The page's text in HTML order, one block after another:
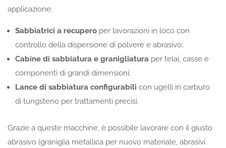
applicazione:
Sabbiatrici a recupero per lavorazioni in loco con
controllo della dispersione di polvere e abrasivo;
Cabine di sabbiatura e granigliatura per telai, casse e
componenti di grandi dimensioni;
Lance di sabbiatura configurabili con ugelli in carburo
di tungsteno per trattamenti precisi.
Grazie a queste macchine, è possibile lavorare con il giusto
abrasivo (graniglia metallica per nuovo materiale, abrasivi